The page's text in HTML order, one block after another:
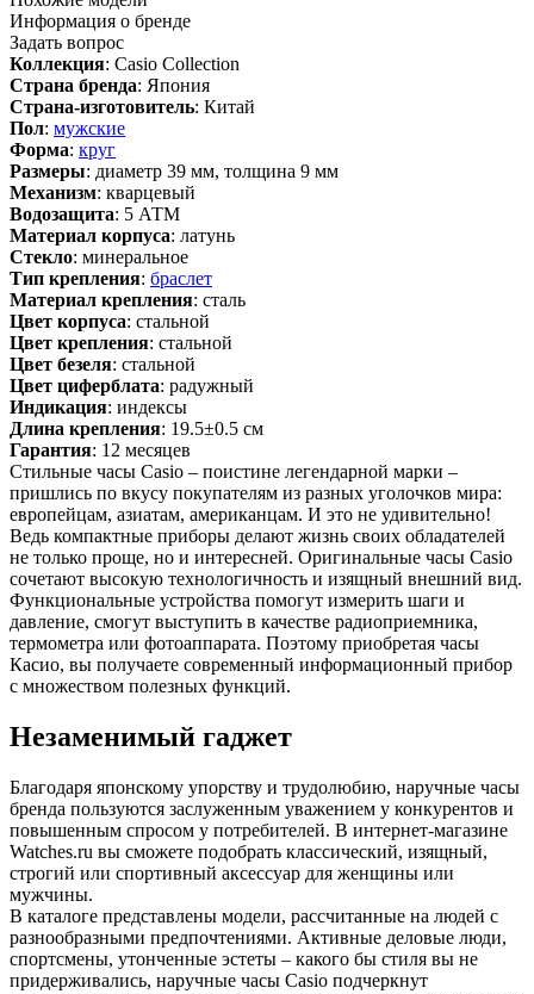
Информация о бренде
Задать вопрос
Коллекция: Casio Collection
Страна бренда: Япония
Страна-изготовитель: Китай
Пол: мужские
Форма: круг
Размеры: диаметр 39 мм, толщина 9 мм
Механизм: кварцевый
Водозащита: 5 АТМ
Материал корпуса: латунь
Стекло: минеральное
Тип крепления: браслет
Материал крепления: сталь
Цвет корпуса: стальной
Цвет крепления: стальной
Цвет безеля: стальной
Цвет циферблата: радужный
Индикация: индексы
Длина крепления: 19.5±0.5 см
Гарантия: 12 месяцев
Стильные часы Casio – поистине легендарной марки –
пришлись по вкусу покупателям из разных уголочков мира:
европейцам, азиатам, американцам. И это не удивительно!
Ведь компактные приборы делают жизнь своих обладателей
не только проще, но и интересней. Оригинальные часы Casio
сочетают высокую технологичность и изящный внешний вид.
Функциональные устройства помогут измерить шаги и
давление, смогут выступить в качестве радиоприемника,
термометра или фотоаппарата. Поэтому приобретая часы
Касио, вы получаете современный информационный прибор
с множеством полезных функций.
Незаменимый гаджет
Благодаря японскому упорству и трудолюбию, наручные часы
бренда пользуются заслуженным уважением у конкурентов и
повышенным спросом у потребителей. В интернет-магазине
Watches.ru вы сможете подобрать классический, изящный,
строгий или спортивный аксессуар для женщины или
мужчины.
В каталоге представлены модели, рассчитанные на людей с
разнообразными предпочтениями. Активные деловые люди,
спортсмены, утонченные эстеты – какого бы стиля вы не
придерживались, наручные часы Casio подчеркнут